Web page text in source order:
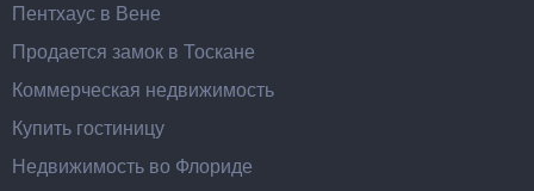
Пентхаус в Вене
Продается замок в Тоскане
Коммерческая недвижимость
Купить гостиницу
Недвижимость во Флориде